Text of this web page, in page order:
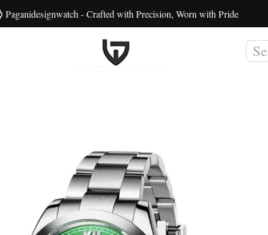
Paganidesignwatch - Crafted with Precision, Worn with Pride